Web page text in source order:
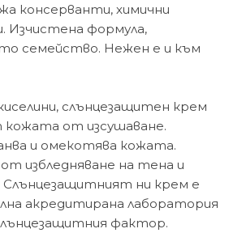
консерванти, химични
Изчистена формула,
семейство. Нежен е и към
слънцезащитен крем
от изсушаване.
и омекотява кожата.
избледняване на тена и
Слънцезащитният ни крем е
акредитирана лаборатория
фактор.